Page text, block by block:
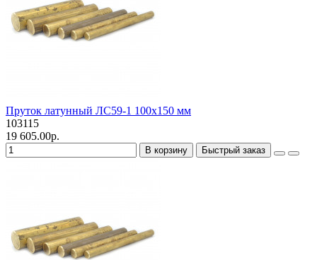
Пруток латунный ЛС59-1 100х150 мм
103115
19 605.00р.
В корзину Быстрый заказ